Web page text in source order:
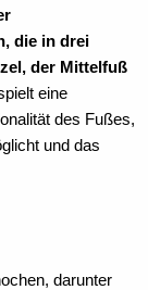
die in drei
der Mittelfuß
eine
des Fußes,
und das
darunter